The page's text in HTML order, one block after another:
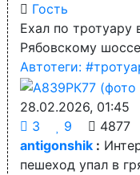
Гость
Ехал по
Рябовскому
Автотеги:
28.02.2026, 01:45
3
9
4877
antigonshik :
пешеход упал в